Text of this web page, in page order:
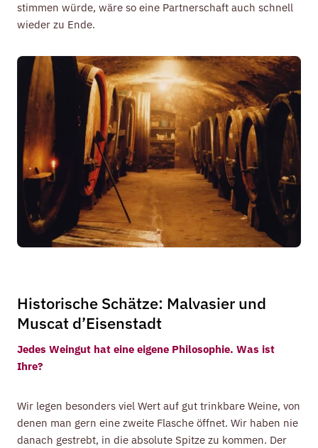
stimmen würde, wäre so eine Partnerschaft auch schnell
wieder zu Ende.
Historische Schätze: Malvasier und
Muscat d’Eisenstadt
Jedes Weingut hat eine eigene Philosophie. Was ist
Ihre?
Wir legen besonders viel Wert auf gut trinkbare Weine, von
denen man gern eine zweite Flasche öffnet. Wir haben nie
danach gestrebt, in die absolute Spitze zu kommen. Der